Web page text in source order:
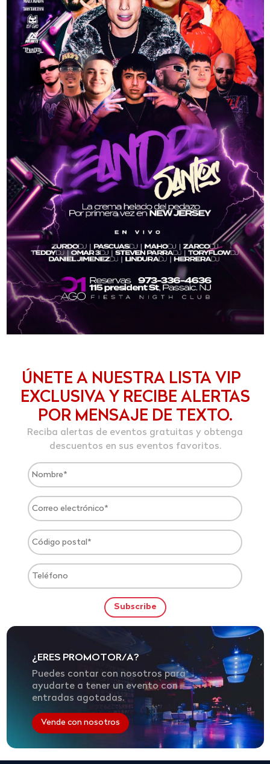
ÚNETE A NUESTRA LISTA VIP
EXCLUSIVA Y RECIBE ALERTAS
POR MENSAJE DE TEXTO.
Reciba alertas de eventos gratuitas y obtenga
descuentos en sus eventos favoritos.
¿ERES PROMOTOR/A?
Puedes contar con nosotros para
ayudarte a tener un evento con
entradas agotadas.
Vende con nosotros